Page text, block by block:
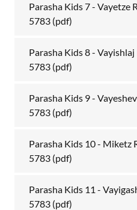
Parasha Kids 7 - Vayetze
5783 (pdf)
Parasha Kids 8 - Vayishlaj
5783 (pdf)
Parasha Kids 9 -
5783 (pdf)
Parasha Kids 10 - Miketz
5783 (pdf)
Parasha Kids 11 -
5783 (pdf)